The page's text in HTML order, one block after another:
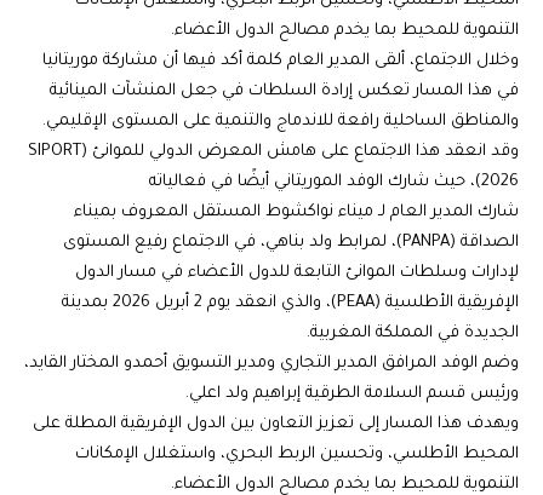
التنموية للمحيط بما يخدم مصالح الدول الأعضاء.
وخلال الاجتماع، ألقى المدير العام كلمة أكد فيها أن مشاركة موريتانيا
في هذا المسار تعكس إرادة السلطات في جعل المنشآت المينائية
والمناطق الساحلية رافعة للاندماج والتنمية على المستوى الإقليمي.
وقد انعقد هذا الاجتماع على هامش المعرض الدولي للموانئ (SIPORT
2026)، حيث شارك الوفد الموريتاني أيضًا في فعالياته
شارك المدير العام لـ ميناء نواكشوط المستقل المعروف بميناء
الصداقة (PANPA)، لمرابط ولد بناهي، في الاجتماع رفيع المستوى
لإدارات وسلطات الموانئ التابعة للدول الأعضاء في مسار الدول
الإفريقية الأطلسية (PEAA)، والذي انعقد يوم 2 أبريل 2026 بمدينة
الجديدة في المملكة المغربية.
وضم الوفد المرافق المدير التجاري ومدير التسويق أحمدو المختار القايد،
ورئيس قسم السلامة الطرقية إبراهيم ولد اعلي.
ويهدف هذا المسار إلى تعزيز التعاون بين الدول الإفريقية المطلة على
المحيط الأطلسي، وتحسين الربط البحري، واستغلال الإمكانات
التنموية للمحيط بما يخدم مصالح الدول الأعضاء.